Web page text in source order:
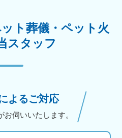
ト葬儀・ペット火
スタッフ
よるご対応
伺いいたします。